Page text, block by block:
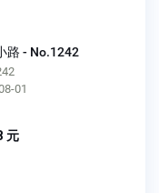
路 - No.1242
01
元